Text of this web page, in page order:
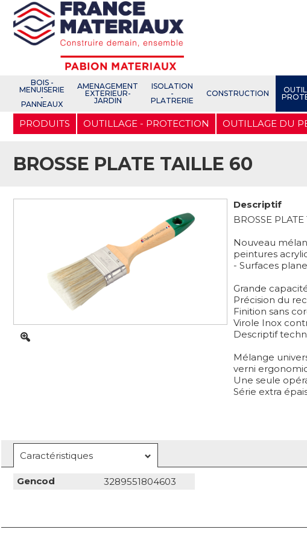
Aller
contenu
BOIS -
MENUISERIE
-
PANNEAUX
AMENAGEMENT
EXTERIEUR-
JARDIN
ISOLATION
-
PLATRERIE
CONSTRUCTION
PRODUITS OUTILLAGE - PROTECTION OUTILLAGE DU
BROSSE PLATE TAILLE 60
Descriptif
BROSSE
Nouveau
peintures
- Surfaces
Grande
Précision du
Finition sans
Virole Inox
Descriptif
Mélange
verni
Une seule
Série extra
Caractéristiques
Gencod 3289551804603